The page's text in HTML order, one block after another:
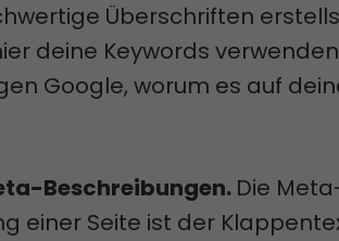
Überschriften
deine Keywords
Google, worum es auf
Beschreibungen. Die
einer Seite ist der